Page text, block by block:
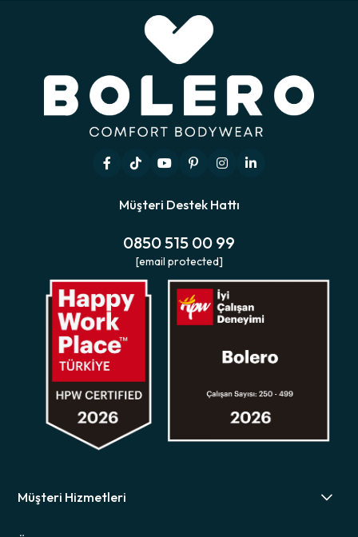
Müşteri Destek Hattı
0850 515 00 99
[email protected]
Müşteri Hizmetleri